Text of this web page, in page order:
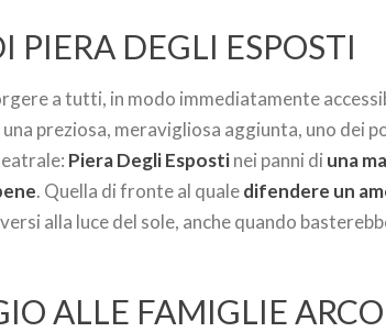
PIERA DEGLI ESPOSTI
a tutti, in modo immediatamente
preziosa, meravigliosa aggiunta, uno dei
Piera Degli Espostinei panni di una
. Quella di fronte al qualedifendere un
alla luce del sole, anche quando
ALLE FAMIGLIE